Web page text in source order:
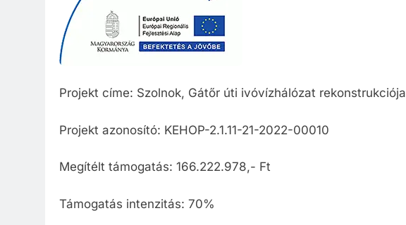
Projekt címe: Szolnok, Gátőr úti ivóvízhálózat rekonstrukciója
Projekt azonosító: KEHOP-2.1.11-21-2022-00010
Megítélt támogatás: 166.222.978,- Ft
Támogatás intenzitás: 70%